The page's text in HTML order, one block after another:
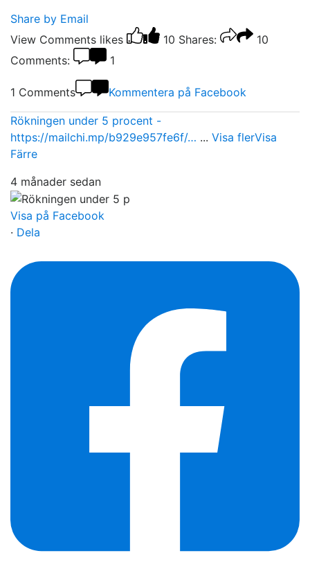
Share by Email
View Comments likes 10 Shares:
10
Comments:
1
1 Comments Kommentera på Facebook
Rökningen under 5 procent -
https://mailchi.mp/b929e957fe6f/… ... Visa flerVisa
Färre
4 månader sedan
Visa på Facebook
· Dela